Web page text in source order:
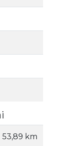
53,89 km